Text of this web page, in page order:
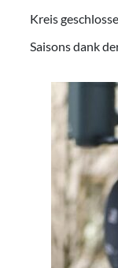
Kreis
Saisons dank